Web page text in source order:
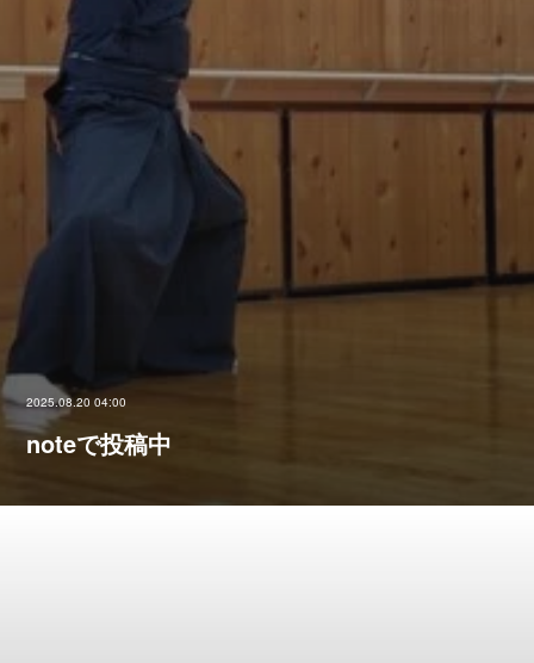
2025.08.20 04:00
noteで投稿中